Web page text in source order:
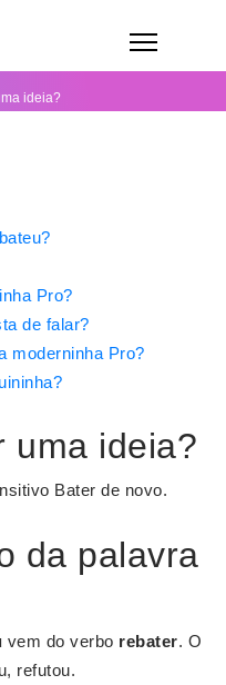
ideia?
Pro?
de falar?
moderninha Pro?
uma ideia?
Bater de novo.
da palavra
vem do verbo rebater. O
refutou.